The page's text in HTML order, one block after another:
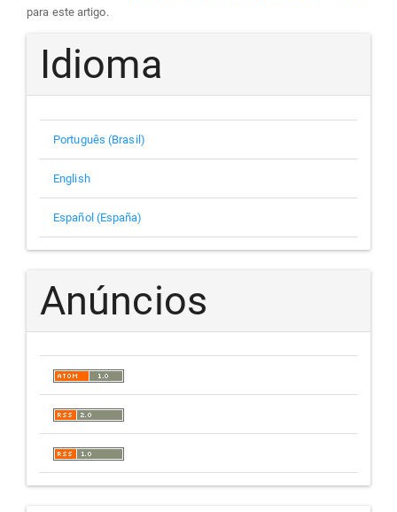
para este artigo.
Idioma
Português (Brasil)
English
Español (España)
Anúncios